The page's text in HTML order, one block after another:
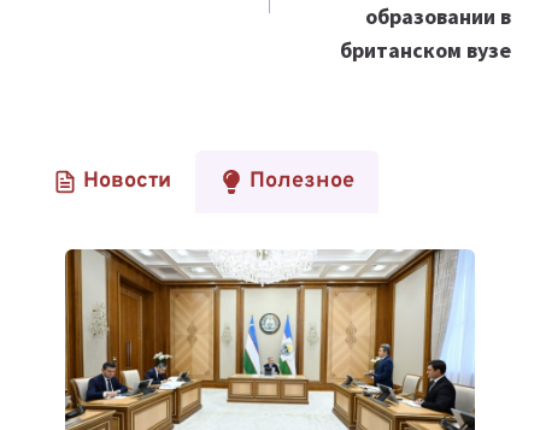
образовании в
британском вузе
Новости Полезное